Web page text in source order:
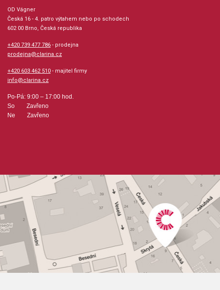
OD Vágner
Česká 16 - 4. patro výtahem nebo po schodech
602 00 Brno, Česká republika
+420 739 477 786 - prodejna
prodejna@clarina.cz
+420 603 462 510 - majitel firmy
info@clarina.cz
Po-Pá: 9:00 – 17:00 hod.
So Zavřeno
Ne Zavřeno